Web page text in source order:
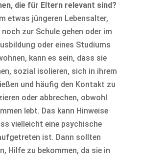
die für Eltern relevant sind?
etwas jüngeren Lebensalter,
noch zur Schule gehen oder im
oder eines Studiums
kann es sein, dass sie
sozial isolieren, sich in ihrem
und häufig den Kontakt zu
oder abbrechen, obwohl
lebt. Das kann Hinweise
vielleicht eine psychische
ist. Dann sollten
Hilfe zu bekommen, da sie in